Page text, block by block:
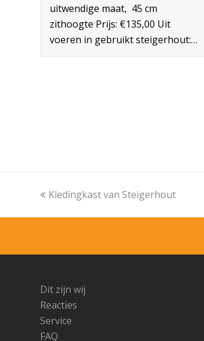
uitwendige maat, 45 cm
zithoogte Prijs: €135,00 Uit
voeren in gebruikt steigerhout:…
Vorige
Kledingkast van Steigerhout
Dit zijn wij
Reacties
Service
FAQ